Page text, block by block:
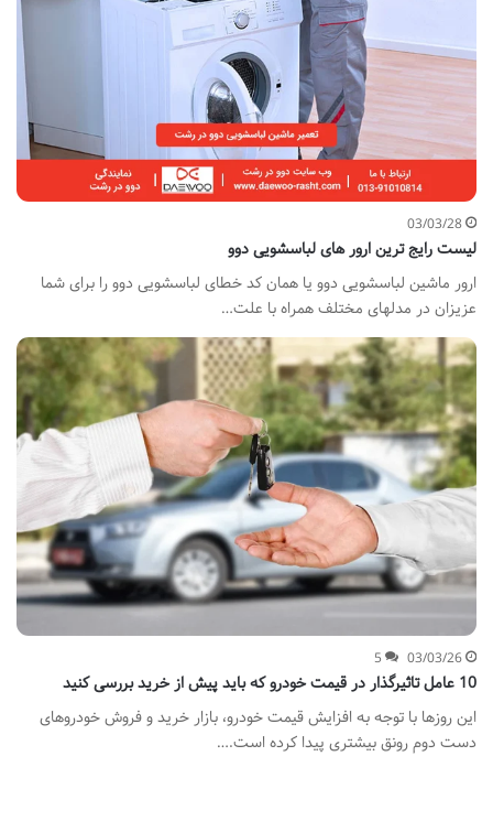
03/03/28
لیست رایج ترین ارور های لباسشویی دوو
ارور ماشین لباسشویی دوو یا همان کد خطای لباسشویی دوو را برای شما
عزیزان در مدلهای مختلف همراه با علت…
03/03/26
5
10 عامل تاثیرگذار در قیمت خودرو که باید پیش از خرید بررسی کنید
این روزها با توجه به افزایش قیمت خودرو، بازار خرید و فروش خودروهای
دست دوم رونق بیشتری پیدا کرده است.…